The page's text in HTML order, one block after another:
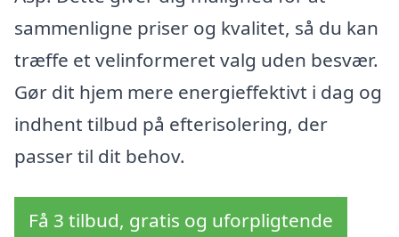
sammenligne priser og kvalitet, så du kan
træffe et velinformeret valg uden besvær.
Gør dit hjem mere energieffektivt i dag og
indhent tilbud på efterisolering, der
passer til dit behov.
Få 3 tilbud, gratis og uforpligtende